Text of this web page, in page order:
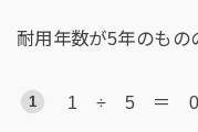
耐用年数が5年のもの
1 ÷ 5 ＝